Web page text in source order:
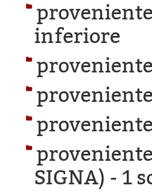
inferiore
proveniente
SIGNA) - 1